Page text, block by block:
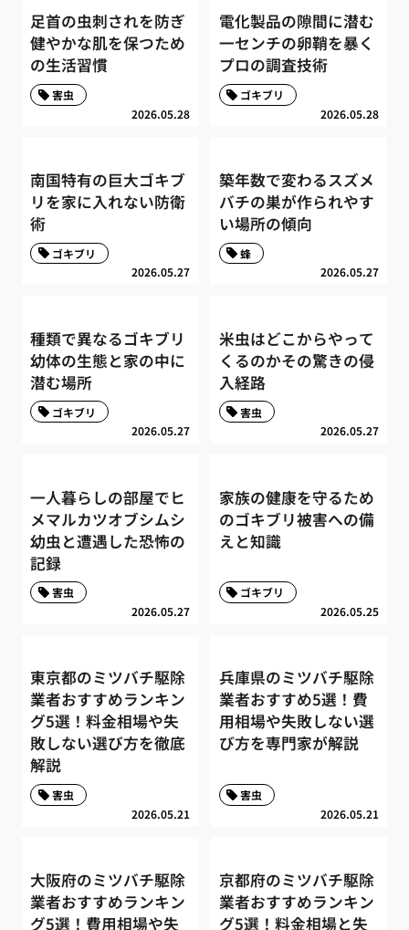
足首の虫刺されを防ぎ
健やかな肌を保つため
の生活習慣
2026.05.28
害虫
電化製品の隙間に潜む
一センチの卵鞘を暴く
プロの調査技術
2026.05.28
ゴキブリ
南国特有の巨大ゴキブ
リを家に入れない防衛
術
2026.05.27
ゴキブリ
築年数で変わるスズメ
バチの巣が作られやす
い場所の傾向
2026.05.27
蜂
種類で異なるゴキブリ
幼体の生態と家の中に
潜む場所
2026.05.27
ゴキブリ
米虫はどこからやって
くるのかその驚きの侵
入経路
2026.05.27
害虫
一人暮らしの部屋でヒ
メマルカツオブシムシ
幼虫と遭遇した恐怖の
記録
2026.05.27
害虫
家族の健康を守るため
のゴキブリ被害への備
えと知識
2026.05.25
ゴキブリ
東京都のミツバチ駆除
業者おすすめランキン
グ5選！料金相場や失
敗しない選び方を徹底
解説
2026.05.21
害虫
兵庫県のミツバチ駆除
業者おすすめ5選！費
用相場や失敗しない選
び方を専門家が解説
2026.05.21
害虫
大阪府のミツバチ駆除
業者おすすめランキン
グ5選！費用相場や失
京都府のミツバチ駆除
業者おすすめランキン
グ5選！料金相場と失